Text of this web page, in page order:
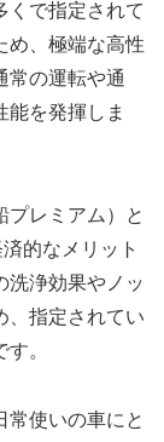
くで指定されて
め、極端な高性
常の運転や通
能を発揮しま
プレミアム）と
的なメリット
洗浄効果やノッ
、指定されてい
。
常使いの車にと